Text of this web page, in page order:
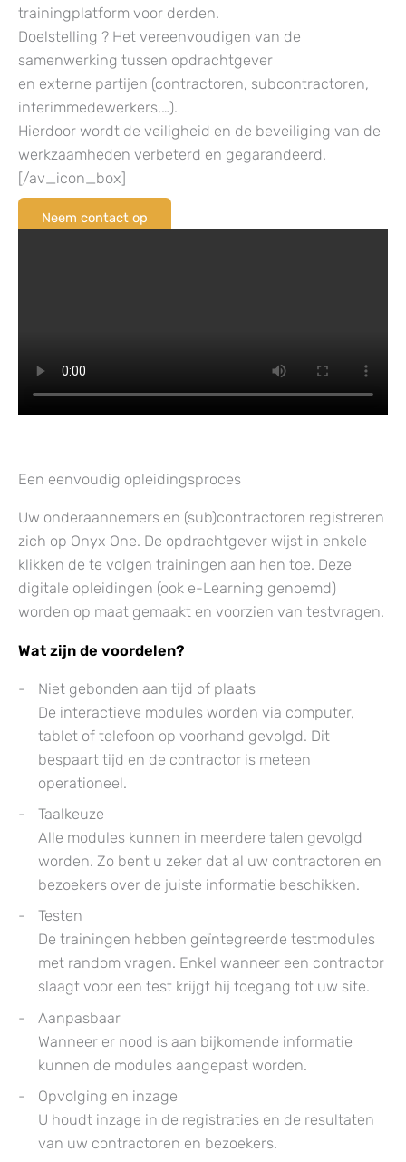
trainingplatform voor derden.
Doelstelling ? Het vereenvoudigen van de
samenwerking tussen opdrachtgever
en externe partijen (contractoren, subcontractoren,
interimmedewerkers,…).
Hierdoor wordt de veiligheid en de beveiliging van de
werkzaamheden verbeterd en gegarandeerd.
[/av_icon_box]
Neem contact op
Een eenvoudig opleidingsproces
Uw onderaannemers en (sub)contractoren registreren
zich op Onyx One. De opdrachtgever wijst in enkele
klikken de te volgen trainingen aan hen toe. Deze
digitale opleidingen (ook e-Learning genoemd)
worden op maat gemaakt en voorzien van testvragen.
Wat zijn de voordelen?
Niet gebonden aan tijd of plaats
De interactieve modules worden via computer,
tablet of telefoon op voorhand gevolgd. Dit
bespaart tijd en de contractor is meteen
operationeel.
Taalkeuze
Alle modules kunnen in meerdere talen gevolgd
worden. Zo bent u zeker dat al uw contractoren en
bezoekers over de juiste informatie beschikken.
Testen
De trainingen hebben geïntegreerde testmodules
met random vragen. Enkel wanneer een contractor
slaagt voor een test krijgt hij toegang tot uw site.
Aanpasbaar
Wanneer er nood is aan bijkomende informatie
kunnen de modules aangepast worden.
Opvolging en inzage
U houdt inzage in de registraties en de resultaten
van uw contractoren en bezoekers.